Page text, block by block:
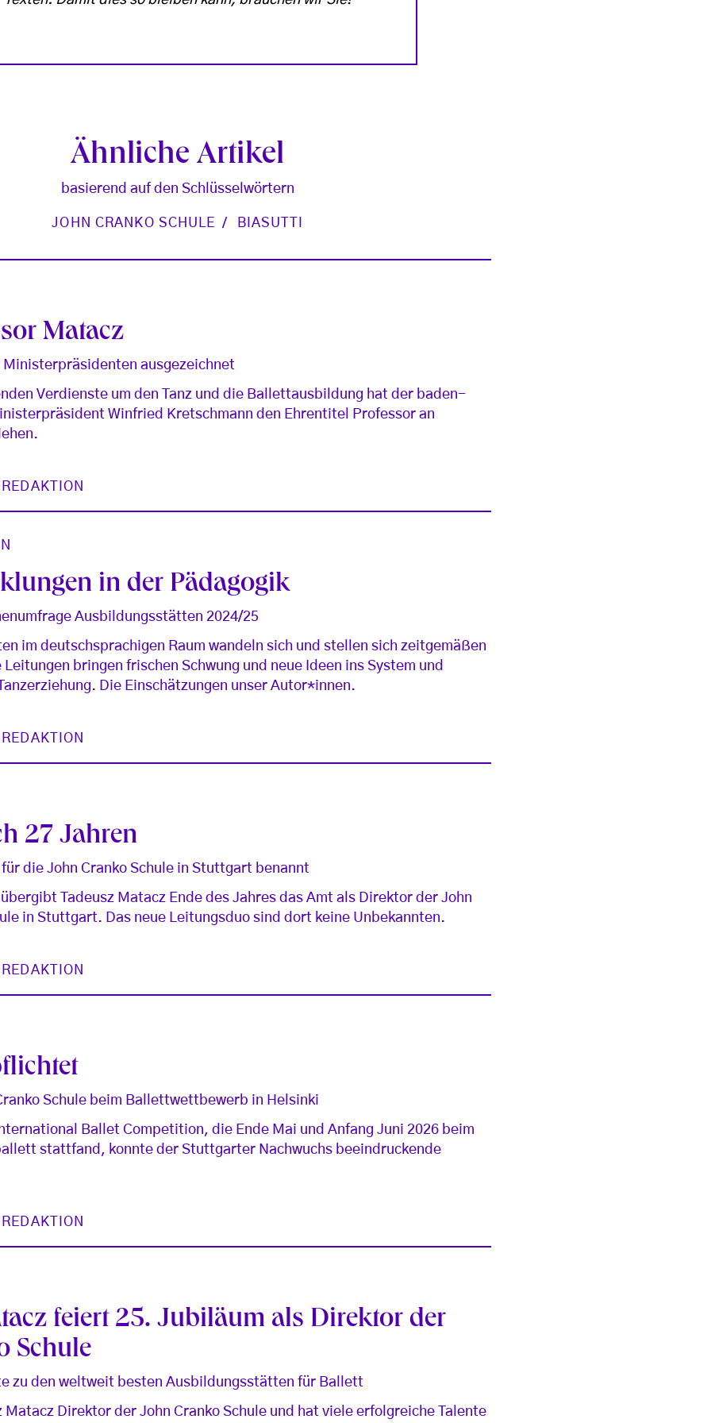
Ähnliche Artikel
basierend auf den Schlüsselwörtern
JOHN CRANKO SCHULE BIASUTTI
Matacz
Ministerpräsidenten ausgezeichnet
Verdienste um den Tanz und die Ballettausbildung hat der baden-
Winfried Kretschmann den Ehrentitel Professor an
in der Pädagogik
Ausbildungsstätten 2024/25
im deutschsprachigen Raum wandeln sich und stellen sich zeitgemäßen
bringen frischen Schwung und neue Ideen ins System und
Die Einschätzungen unser Autor*innen.
27 Jahren
die John Cranko Schule in Stuttgart benannt
Tadeusz Matacz Ende des Jahres das Amt als Direktor der John
in Stuttgart. Das neue Leitungsduo sind dort keine Unbekannten.
Schule beim Ballettwettbewerb in Helsinki
Ballet Competition, die Ende Mai und Anfang Juni 2026 beim
stattfand, konnte der Stuttgarter Nachwuchs beeindruckende
feiert 25. Jubiläum als Direktor der
Schule
zu den weltweit besten Ausbildungsstätten für Ballett
Matacz Direktor der John Cranko Schule und hat viele erfolgreiche Talente